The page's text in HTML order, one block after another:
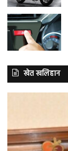
खेत खलिहान